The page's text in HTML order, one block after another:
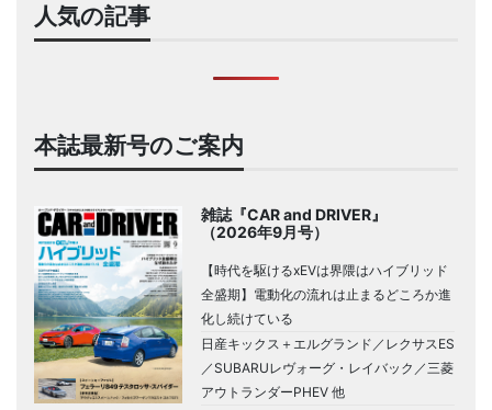
人気の記事
本誌最新号のご案内
雑誌『CAR and DRIVER』
（2026年9月号）
【時代を駆けるxEVは界隈はハイブリッド
全盛期】電動化の流れは止まるどころか進
化し続けている
日産キックス＋エルグランド／レクサスES
／SUBARUレヴォーグ・レイバック／三菱
アウトランダーPHEV 他